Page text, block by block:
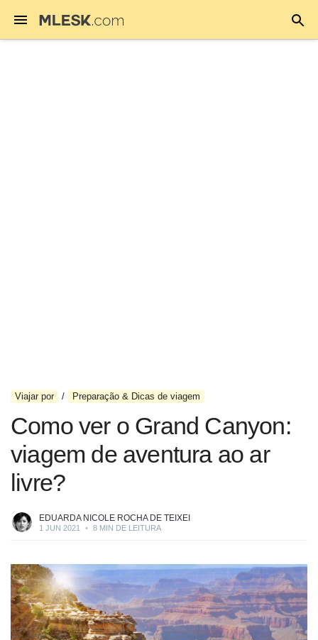
Viajar por Preparação & Dicas de viagem
Como ver o Grand Canyon:
viagem de aventura ao ar
livre?
EDUARDA NICOLE ROCHA DE TEIXEI
1 JUN 2021 • 8 MIN DE LEITURA